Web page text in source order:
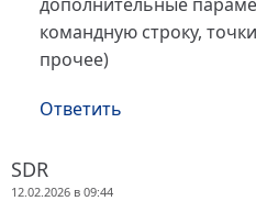
командную строку,
прочее)
Ответить
SDR
12.02.2026 в 09:44